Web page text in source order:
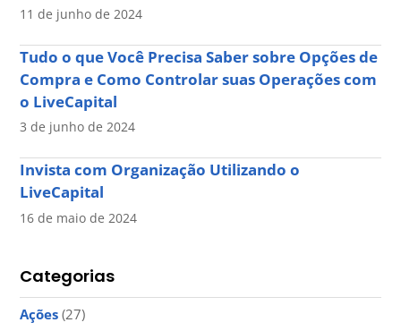
11 de junho de 2024
Tudo o que Você Precisa Saber sobre Opções de
Compra e Como Controlar suas Operações com
o LiveCapital
3 de junho de 2024
Invista com Organização Utilizando o
LiveCapital
16 de maio de 2024
Categorias
Ações (27)